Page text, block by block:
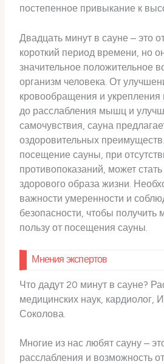
постепенное привыкание к
Двадцать минут в сауне – это
короткий период времени, но
значительное положительное
организм человека. От
кровообращения и
до расслабления мышц и
самочувствия, сауна
оздоровительных
посещение сауны, при
противопоказаний, может
здорового образа жизни.
важности умеренности и
безопасности, чтобы получить
пользу от посещения сауны.
Мнения экспертов
Что дадут 20 минут в сауне?
медицинских наук, кардиолог,
Соколова.
Многие из нас любят сауну –
расслабления и возможность